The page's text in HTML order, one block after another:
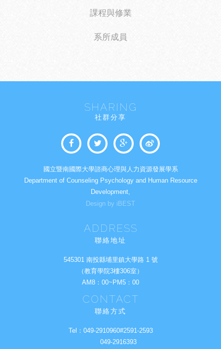
課程與修業
系所成員
SHARING
社群分享
國立暨南國際大學諮商心理與人力資源發展學系
Department of Counseling Psychology and Human Resource
Development,
Design by iBEST
ADDRESS
聯絡地址
545301 南投縣埔里鎮大學路 1 號
（教育學院3樓306室）
AM8：00~PM5：00
CONTACT
聯絡方式
Tel： 049-2910960#2591-2593
049-2916393